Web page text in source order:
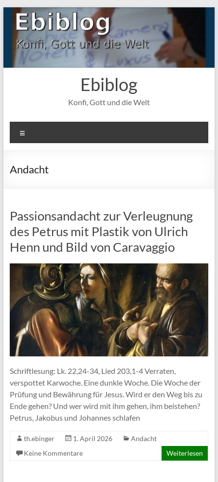
Zum
Inhalt
springen
Ebiblog
Konfi, Gott und die Welt
Andacht
Passionsandacht zur Verleugnung
des Petrus mit Plastik von Ulrich
Henn und Bild von Caravaggio
Schriftlesung: Lk. 22,24-34, Lied 203,1-4 Verraten,
verspottet Karwoche. Eine dunkle Woche. Die Woche der
Prüfung und Bewährung für Jesus. Wird er den Weg bis zu
Ende gehen? Und wer wird mit ihm gehen, ihm beistehen?
Petrus, Jakobus und Johannes schlafen
th.ebinger 1. April 2026
Andacht
Keine Kommentare
Weiterlesen